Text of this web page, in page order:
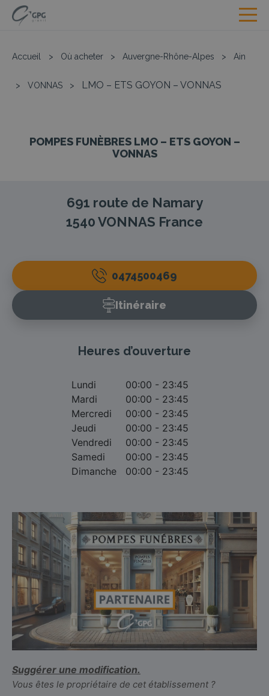
Accueil > Où acheter > Auvergne-Rhône-Alpes > Ain
> VONNAS > LMO – ETS GOYON – VONNAS
POMPES FUNÈBRES LMO – ETS GOYON –
VONNAS
691 route de Namary
1540VONNAS France
0474500469
Itinéraire
Heures d’ouverture
Lundi
00:00 - 23:45
Mardi
00:00 - 23:45
Mercredi
00:00 - 23:45
Jeudi
00:00 - 23:45
Vendredi
00:00 - 23:45
Samedi
00:00 - 23:45
Dimanche
00:00 - 23:45
Suggérer une modification.
Vous êtes le propriétaire de cet établissement ?